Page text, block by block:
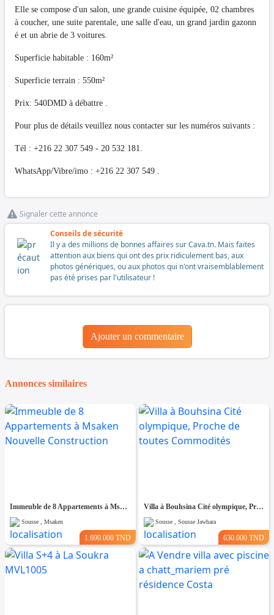
Elle se compose d'un salon, une grande cuisine équipée, 02 chambres
à coucher, une suite parentale, une salle d'eau, un grand jardin gazonn
é et un abrie de 3 voitures.
Superficie habitable : 160m²
Superficie terrain : 550m²
Prix: 540DMD à débattre .
Pour plus de détails veuillez nous contacter sur les numéros suivants :
Tél : +216 22 307 549 - 20 532 181.
WhatsApp/Vibre/imo : +216 22 307 549 .
Signaler cette annonce
Conseils de sécurité
Il y a des millions de bonnes affaires sur Cava.tn. Mais faites
attention aux biens qui ont des prix ridiculement bas, aux
photos génériques, ou aux photos qui n'ont vraisemblablement
pas été prises par l'utilisateur !
Ajouter un commentaire
Annonces similaires
Immeuble de 8 Appartements à Msaken Nouvelle Construction
Sousse , Msaken
1.690.000 TND
Villa à Bouhsina Cité olympique, Proche de toutes Commodités
Sousse , Sousse Jawhara
630.000 TND